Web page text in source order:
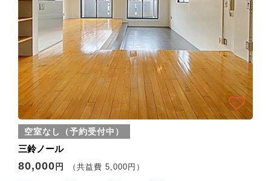
空室なし（予約受付中）
三鈴ノール
80,000 円 （共益費 5,000円）